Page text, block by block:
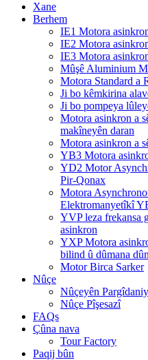
Xane
Berhem
IE1 Motora
IE2 Motora
IE3 Motora
Mûşê Aluminium
Motora Standard a
Ji bo kêmkirina
Ji bo pompeya
Motora asinkron a
makîneyên daran
Motora asinkron a
YB3 Motora
YD2 Motor
Pir-Qonax
Motora
Elektromanyetîkî
YVP leza frekansa
asinkron
YXP Motora
bilind û dûmana
Motor Birca Sarker
Nûçe
Nûçeyên
Nûçe Pîşesazî
FAQs
Çûna nava
Tour Factory
Paqij bûn